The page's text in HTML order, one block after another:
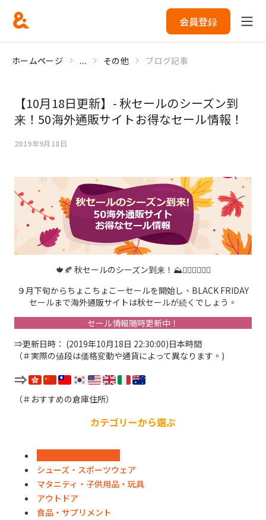
会員登録
ホームページ ... その他 ブログ記事
【10月18日更新】- 秋セールのシーズン到
来！50海外通販サイトお得なセール情報！
2019年9月18日
🍁🍂 秋セールのシーズン到来！⛰🧗🏻‍♀️🚴🏼‍♂️
９月下旬からちょこちょこーセールを開始し、BLACK FRIDAY
セールまで海外通販サイトは秋セールが続くでしょう。
セール情報随時更新中！
⇒更新日時： (2019年10月18日 22:30:00)日本時間
（＃実際の値段は価格変動や通貨によって異なります。)
⇒
（＃おすすめの倉庫住所）
カテゴリーから選ぶ
シューズ・スポーツウェア
マタニティ・子供用品・玩具
アウトドア
食品・サプリメント